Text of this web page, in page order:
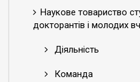
Наукове товариство
докторантів і молодих
Діяльність
Команда